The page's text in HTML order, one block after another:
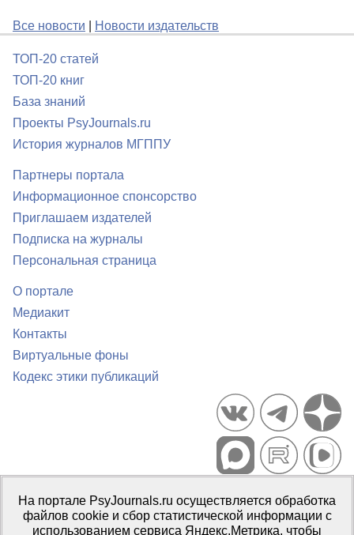
Все новости Новости издательств
ТОП-20 статей
ТОП-20 книг
База знаний
Проекты PsyJournals.ru
История журналов МГППУ
Партнеры портала
Информационное спонсорство
Приглашаем издателей
Подписка на журналы
Персональная страница
О портале
Медиакит
Контакты
Виртуальные фоны
Кодекс этики публикаций
Портал психологических изданий PsyJournals.ru, 2007–2026
Правила использования материалов
Свидетельство регистрации СМИЭл № ФС77-66447 от 14 июля
На портале PsyJournals.ru осуществляется обработка
файлов cookie и сбор статистической информации с
использованием сервиса Яндекс.Метрика, чтобы